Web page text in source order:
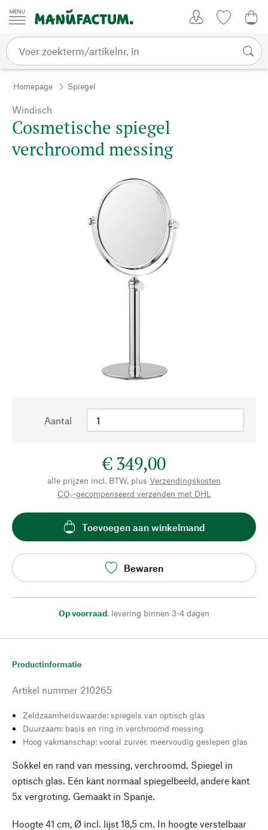
Passer au contenu
Homepage Spiegel
Windisch
Cosmetische spiegel
verchroomd messing
Aantal
€ 349,00
alle prijzen incl. BTW, plus Verzendingskosten
CO₂-gecompenseerd verzenden met DHL
Toevoegen aan winkelmand
Bewaren
Op voorraad, levering binnen 3-4 dagen
Productinformatie
Artikel nummer 210265
Zeldzaamheidswaarde: spiegels van optisch glas
Duurzaam: basis en ring in verchroomd messing
Hoog vakmanschap: vooral zuiver, meervoudig geslepen glas
Sokkel en rand van messing, verchroomd. Spiegel in
optisch glas. Eén kant normaal spiegelbeeld, andere kant
5x vergroting. Gemaakt in Spanje.
Hoogte 41 cm, Ø incl. lijst 18,5 cm. In hoogte verstelbaar